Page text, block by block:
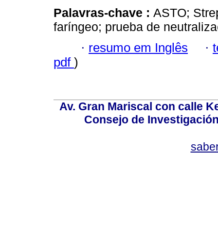
Palavras-chave : ASTO;
faríngeo; prueba de
· resumo em Inglês ·
pdf )
Av. Gran Mariscal con calle
Consejo de